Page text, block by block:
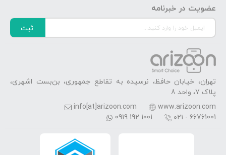
عضویت در خبرنامه
ثبت
تهران، خیابان حافظ، نرسیده به تقاطع جمهوری، بن‌بست اشهری،
پلاک 7، واحد 8
www.arizoon.com
info[at]arizoon.com
۰۲۱ - 66761001
0919 192 1001